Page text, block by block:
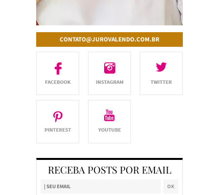
CONTATO@JUROVALENDO.COM.BR
RECEBA POSTS POR EMAIL